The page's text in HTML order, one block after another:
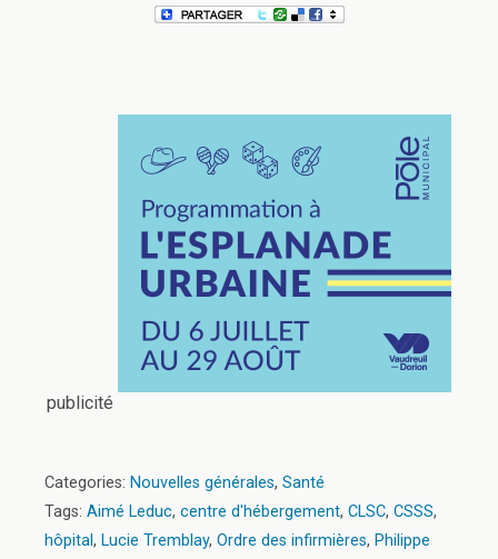
publicité
Categories: Nouvelles générales, Santé
Tags: Aimé Leduc, centre d'hébergement, CLSC, CSSS,
hôpital, Lucie Tremblay, Ordre des infirmières, Philippe